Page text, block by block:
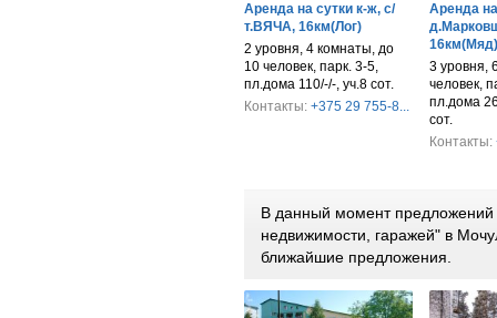
Аренда на сутки к-ж, с/
т.ВЯЧА, 16км(Лог)
2 уровня, 4 комнаты, до
10 человек, парк. 3-5,
пл.дома 110/-/-, уч.8 сот.
Контакты: +375 29 755-8...
Аренда
16км(Мяд)
3 уровня,
человек,
пл.дома
сот.
Контакты:
В данный момент
недвижимости, гаражей" в
ближайшие предложения.